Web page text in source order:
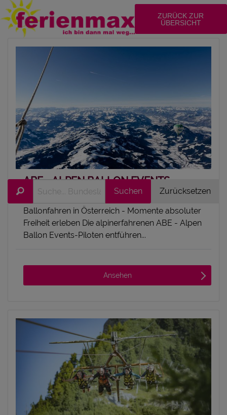
ZURÜCK ZUR
ÜBERSICHT
# winter
adventures
Karte
ABE - ALPEN BALLON EVENTS
ST. SEBASTIAN, KAISERWINKL, TIROL
Ballonfahren in Österreich - Momente absoluter
Freiheit erleben Die alpinerfahrenen ABE - Alpen
Ballon Events-Piloten entführen...
Ansehen